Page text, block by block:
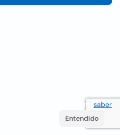
la experiencia del usuario saber
Entendido